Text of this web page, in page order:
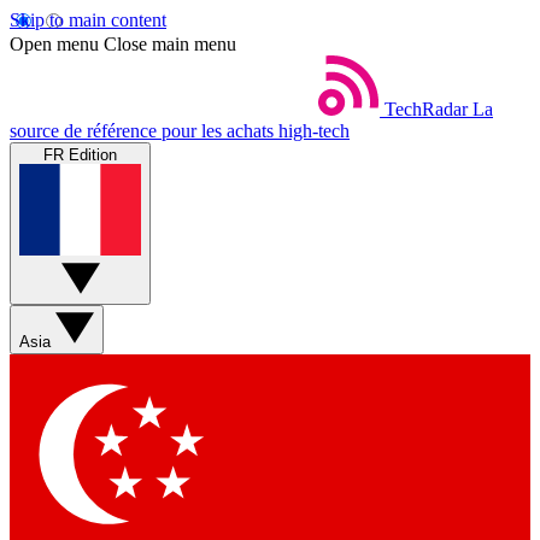
Skip to main content
Open menu Close main menu
TechRadar La
source de référence pour les achats high-tech
FR Edition
Asia